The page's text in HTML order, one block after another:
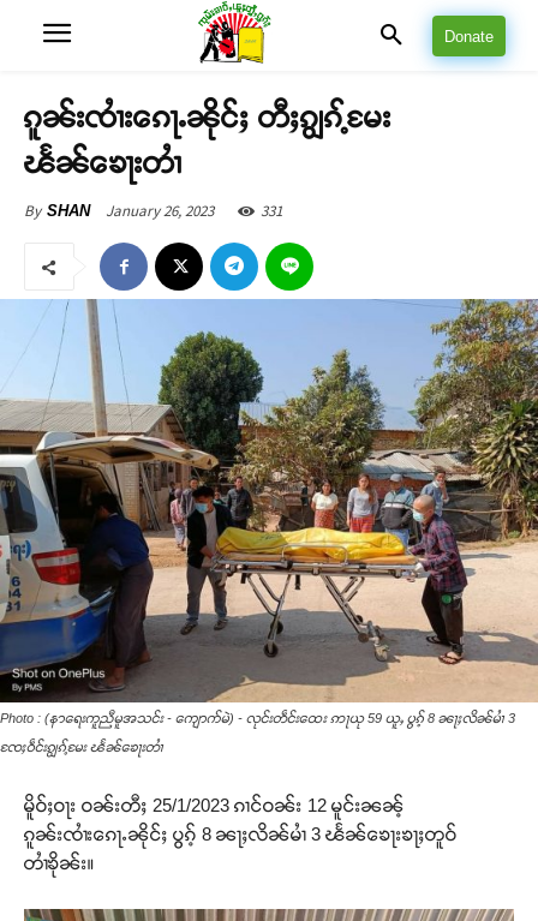
Donate
ၵူၼ်းၸၢႆးၵေႃႉၼိုင်ႈ တီႈၵျွၵ့်မႄး
ၽႅၼ်ၶေႃးတၢႆ
By SHAN January 26, 2023 331
Photo : (နာရေးကူညီမူအသင်း - ကျောက်မဲ) - လုင်းတဵင်းထေး ဢႃယု 59 ယူႇ ပွၵ့် 8 ၼႃႈလိၼ်မၢႆ 3
ၸႄႈဝဵင်းၵျွၵ့်မႄး ၽႅၼ်ၶေႃးတၢႆ
မိူဝ်ႈဝႃး ဝၼ်းတီႈ 25/1/2023 ၵၢင်ဝၼ်း 12 မူင်းၼၼ့်
ၵူၼ်းၸၢႆးၵေႃႉၼိုင်ႈ ပွၵ့် 8 ၼႃႈလိၼ်မၢႆ 3 ၽႅၼ်ၶေႃးၶႃႈတူဝ်
တၢႆၶိုၼ်း။